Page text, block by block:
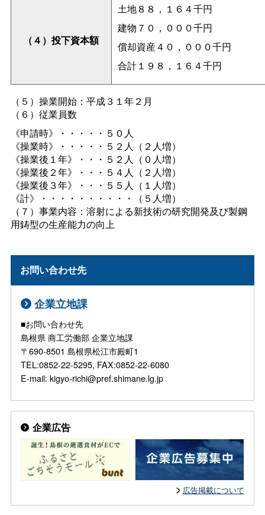
（４）投下資本額
土地８８，１６４千円
建物７０，０００千円
償却資産４０，０００千円
合計１９８，１６４千円
（５）操業開始：平成３１年２月
（６）従業員数
《申請時》・・・・・５０人
《操業時》・・・・・５２人（２人増）
《操業後１年》・・・５２人（０人増）
《操業後２年》・・・５４人（２人増）
《操業後３年》・・・５５人（１人増）
《計》・・・・・・・・・・（５人増）
（７）事業内容：溶射による新技術の研究開発及び製鋼
用鋳型の生産能力の向上
お問い合わせ先
企業立地課
■お問い合わせ先
島根県 商工労働部 企業立地課
〒690-8501 島根県松江市殿町1
TEL:0852-22-5295, FAX:0852-22-6080
E-mail: kigyo-richi@pref.shimane.lg.jp
企業広告
広告掲載について